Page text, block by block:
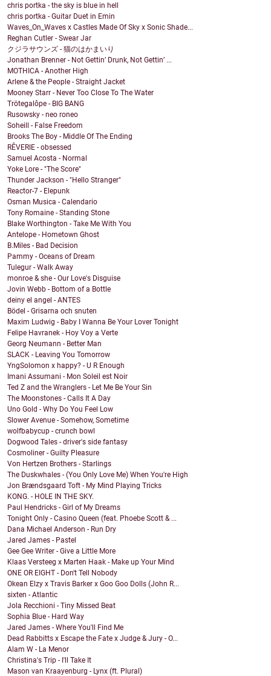
chris portka - the sky is blue in hell
chris portka - Guitar Duet in Emin
Waves_On_Waves x Castles Made Of Sky x Sonic Shade...
Reghan Cutler - Swear Jar
クジラサウンズ - 猫のはかまいり
Jonathan Brenner - Not Gettin’ Drunk, Not Gettin’ ...
MOTHICA - Another High
Arlene & the People - Straight Jacket
Mooney Starr - Never Too Close To The Water
Trötegalôpe - BIG BANG
Rusowsky - neo roneo
Soheill - False Freedom
Brooks The Boy - Middle Of The Ending
RÊVERIE - obsessed
Samuel Acosta - Normal
Yoke Lore - "The Score"
Thunder Jackson - "Hello Stranger"
Reactor-7 - Elepunk
Osman Musica - Calendario
Tony Romaine - Standing Stone
Blake Worthington - Take Me With You
Antelope - Hometown Ghost
B.Miles - Bad Decision
Pammy - Oceans of Dream
Tulegur - Walk Away
monroe & she - Our Love's Disguise
Jovin Webb - Bottom of a Bottle
deiny el angel - ANTES
Bödel - Grisarna och snuten
Maxim Ludwig - Baby I Wanna Be Your Lover Tonight
Felipe Havranek - Hoy Voy a Verte
Georg Neumann - Better Man
SLACK - Leaving You Tomorrow
YngSolomon x happy? - U R Enough
Imani Assumani - Mon Soleil est Noir
Ted Z and the Wranglers - Let Me Be Your Sin
The Moonstones - Calls It A Day
Uno Gold - Why Do You Feel Low
Slower Avenue - Somehow, Sometime
wolfbabycup - crunch bowl
Dogwood Tales - driver's side fantasy
Cosmoliner - Guilty Pleasure
Von Hertzen Brothers - Starlings
The Duskwhales - (You Only Love Me) When You're High
Jon Brændsgaard Toft - My Mind Playing Tricks
KONG. - HOLE IN THE SKY.
Paul Hendricks - Girl of My Dreams
Tonight Only - Casino Queen (feat. Phoebe Scott & ...
Dana Michael Anderson - Run Dry
Jared James - Pastel
Gee Gee Writer - Give a Little More
Klaas Versteeg x Marten Haak - Make up Your Mind
ONE OR EIGHT - Don't Tell Nobody
Okean Elzy x Travis Barker x Goo Goo Dolls (John R...
sixten - Atlantic
Jola Recchioni - Tiny Missed Beat
Sophia Blue - Hard Way
Jared James - Where You'll Find Me
Dead Rabbitts x Escape the Fate x Judge & Jury - O...
Alam W - La Menor
Christina's Trip - I'll Take It
Mason van Kraayenburg - Lynx (ft. Plural)